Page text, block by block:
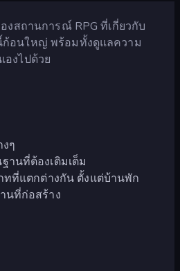
งสถานการณ์ RPG ที่เกี่ยวกับ
ก้อนใหญ่ พร้อมทั้งดูแลความ
องไปด้วย
ๆ
านที่ต้องเติมเต็ม
ทที่แตกต่างกัน ตั้งแต่บ้านพัก
นที่ก่อสร้าง